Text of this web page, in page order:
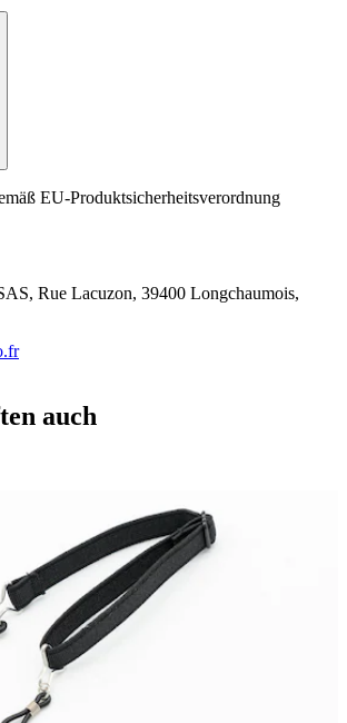
EU-Produktsicherheitsverordnung
Rue Lacuzon, 39400 Longchaumois,
auch